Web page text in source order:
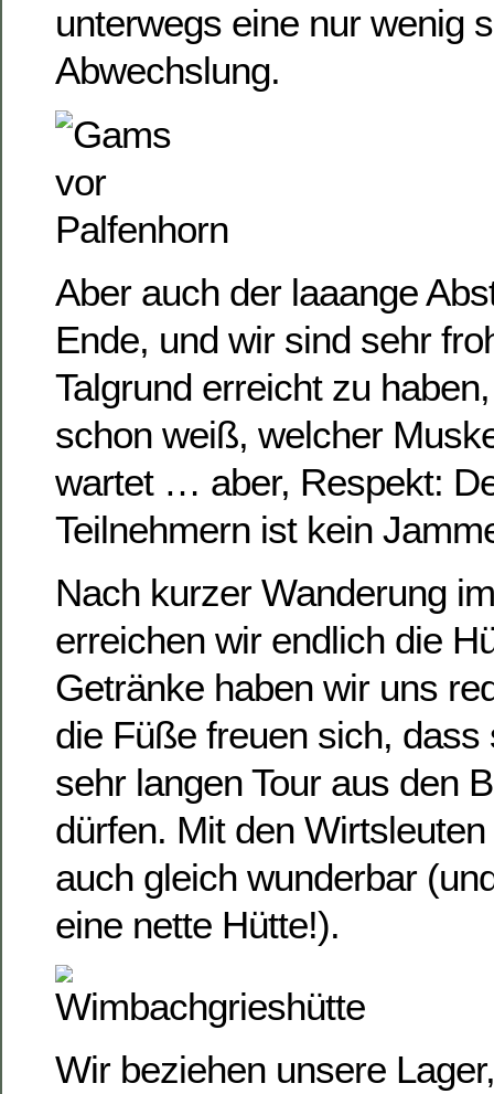
unterwegs eine nur wenig
Abwechslung.
Aber auch der laaange
Ende, und wir sind sehr
Talgrund erreicht zu
schon weiß, welcher
wartet … aber, Respekt:
Teilnehmern ist kein
Nach kurzer Wanderung
erreichen wir endlich die
Getränke haben wir uns
die Füße freuen sich, dass
sehr langen Tour aus den
dürfen. Mit den
auch gleich wunderbar
eine nette Hütte!).
Wir beziehen unsere